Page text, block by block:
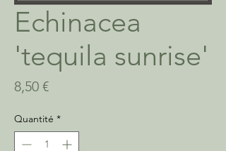
Echinacea
'tequila sunrise'
8,50 €Prix
Quantité *